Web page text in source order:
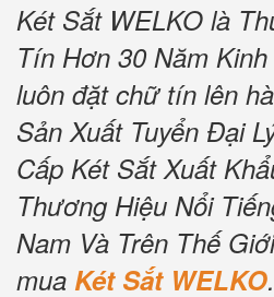
Két Sắt WELKO là
Tín Hơn 30 Năm Kinh
luôn đặt chữ tín lên
Sản Xuất Tuyển Đại
Cấp Két Sắt Xuất
Thương Hiệu Nổi
Nam Và Trên Thế
mua Két Sắt WELKO.